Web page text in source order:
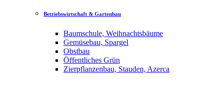
Betriebswirtschaft & Gartenbau
Baumschule, Weihnachtsbäume
Gemüsebau, Spargel
Obstbau
Öffentliches Grün
Zierpflanzenbau, Stauden, Azerca